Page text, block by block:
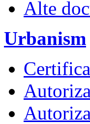
Alte
Urbanism